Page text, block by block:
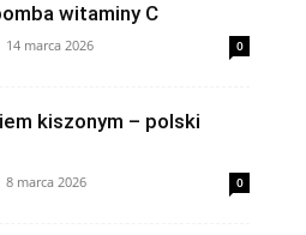
witaminy C
14 marca 2026 0
kiszonym – polski
8 marca 2026 0